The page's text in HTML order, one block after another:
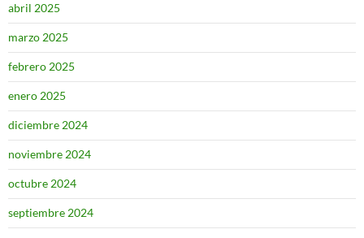
abril 2025
marzo 2025
febrero 2025
enero 2025
diciembre 2024
noviembre 2024
octubre 2024
septiembre 2024